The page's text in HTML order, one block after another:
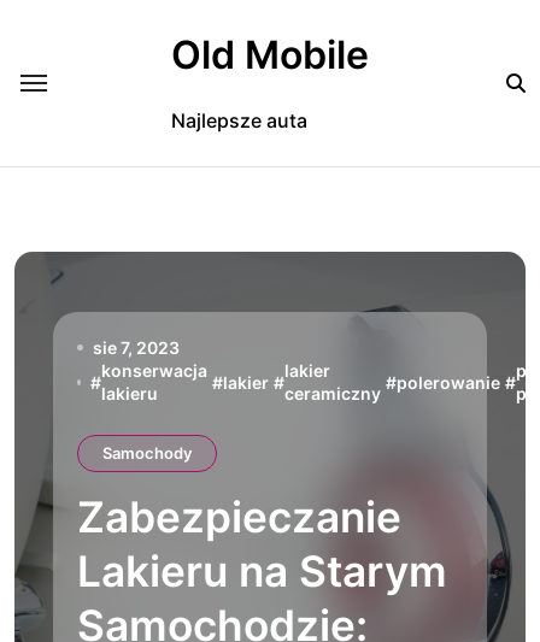
Old Mobile
Najlepsze auta
sie 7, 2023
#
konserwacja
lakieru
#lakier #
lakier
ceramiczny
#polerowanie #
Samochody
Zabezpieczanie
Lakieru na Starym
Samochodzie: